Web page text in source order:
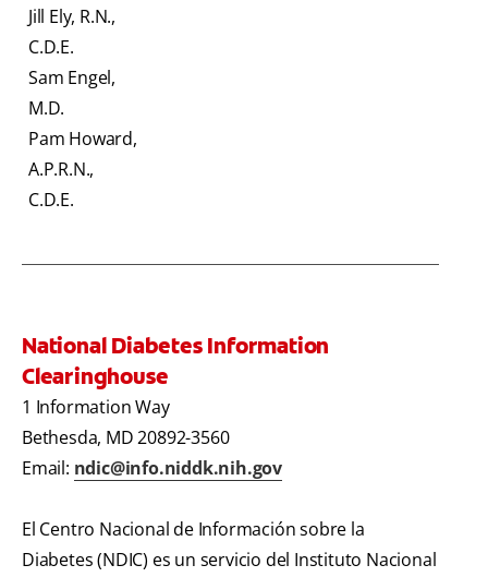
Jill Ely, R.N.,
C.D.E.
Sam Engel,
M.D.
Pam Howard,
A.P.R.N.,
C.D.E.
National Diabetes Information
Clearinghouse
1 Information Way
Bethesda, MD 20892-3560
Email: ndic@info.niddk.nih.gov
El Centro Nacional de Información sobre la
Diabetes (NDIC) es un servicio del Instituto Nacional